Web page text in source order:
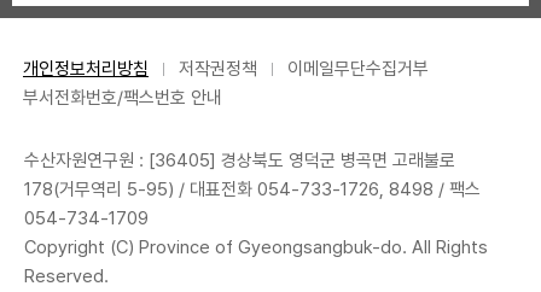
2026. 7. 3.(금) ~ 7. 24(금)
어업기술원 이웃어촌지원센터
(붙임 참조) 5. 구비서류 -
멘토링 지원대상 신청서
(서식1) - 후견인지원자(멘토)
: 창업어가 멘토링 후견인
지정 신청서(서식2-1) 및
운영계획서(서식2-2)
5. 업무내용 : 종자생산보조,
054-783-9413~4 *
개인정보처리방침 저작권정책
이메일무단수집거부
부서전화번호/팩스번호 안내
수산자원연구원 : [36405] 경상북도 영덕군 병곡면 고래불로
178(거무역리 5-95) / 대표전화 054-733-1726, 8498 / 팩스
054-734-1709
Copyright (C) Province of Gyeongsangbuk-do. All Rights
Reserved.